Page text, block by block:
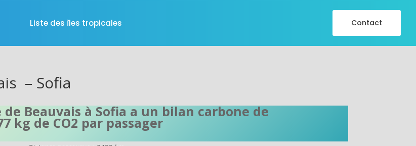
Liste des îles tropicales Contact
– Sofia
Beauvais à Sofia a un bilan carbone de
kg de CO2 par passager